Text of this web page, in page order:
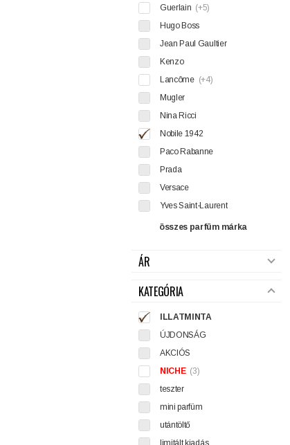
Guerlain (+5)
Hugo Boss
Jean Paul Gaultier
Kenzo
Lancôme (+4)
Mugler
Nina Ricci
Nobile 1942
Paco Rabanne
Prada
Versace
Yves Saint-Laurent
összes parfüm márka
ÁR
KATEGÓRIA
ILLATMINTA
ÚJDONSÁG
AKCIÓS
NICHE (3)
teszter
mini parfüm
utántöltő
limitált kiadás